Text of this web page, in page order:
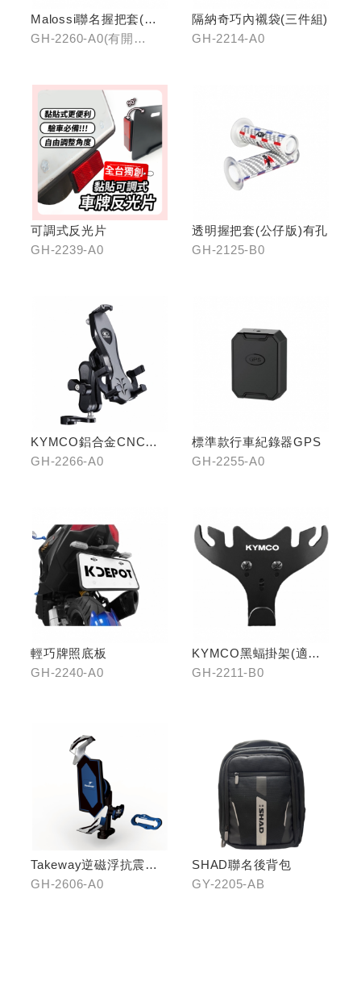
Malossi聯名握把套(有
開口)/(無開口)
GH-2260-A0(有開
隔納奇巧內襯袋(三件組)
GH-2214-A0
可調式反光片
GH-2239-A0
透明握把套(公仔版)有孔
GH-2125-B0
KYMCO鋁合金CNC減
震手機架
GH-2266-A0
標準款行車紀錄器GPS
GH-2255-A0
輕巧牌照底板
GH-2240-A0
KYMCO黑蝠掛架(適用
原車可收折掛
GH-2211-B0
Takeway逆磁浮抗震手
機架
GH-2606-A0
SHAD聯名後背包
GY-2205-AB